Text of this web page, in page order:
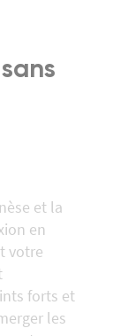
et la
en
votre
forts et
les